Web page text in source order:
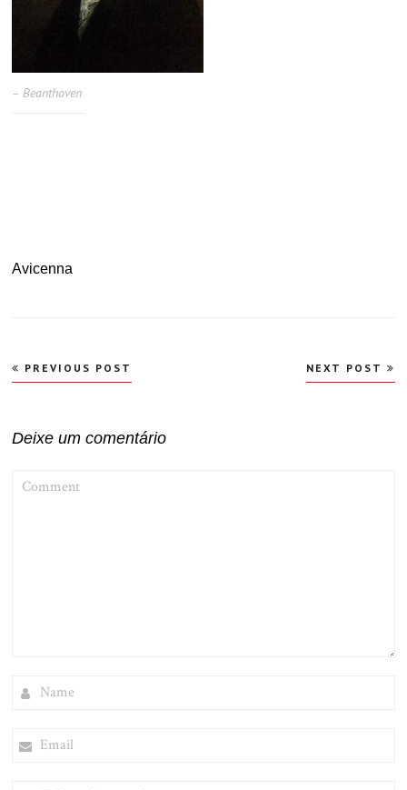
– Beanthoven
Avicenna
Navegação
de
PREVIOUS POST NEXT POST
Deixe um comentário